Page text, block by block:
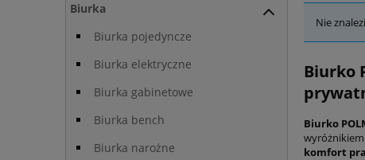
Biurka
Biurka pojedyncze
Biurka elektryczne
Biurka gabinetowe
Biurka bench
Biurka narożne
Nie
Biurko
Biurko
wyróżnikiem
komfort